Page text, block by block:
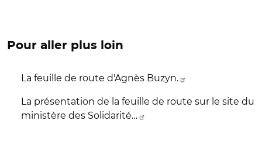
Pour aller plus loin
La feuille de route d'Agnès Buzyn.
La présentation de la feuille de route sur le site du
ministère des Solidarité…